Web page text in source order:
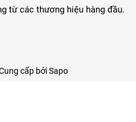
từ các thương hiệu hàng đầu.
cấp bởiSapo